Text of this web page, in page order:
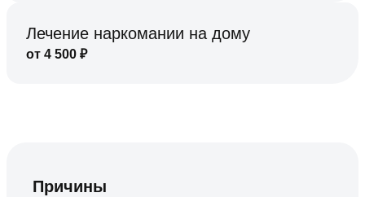
Лечение наркомании на дому
от 4 500 ₽
Причины